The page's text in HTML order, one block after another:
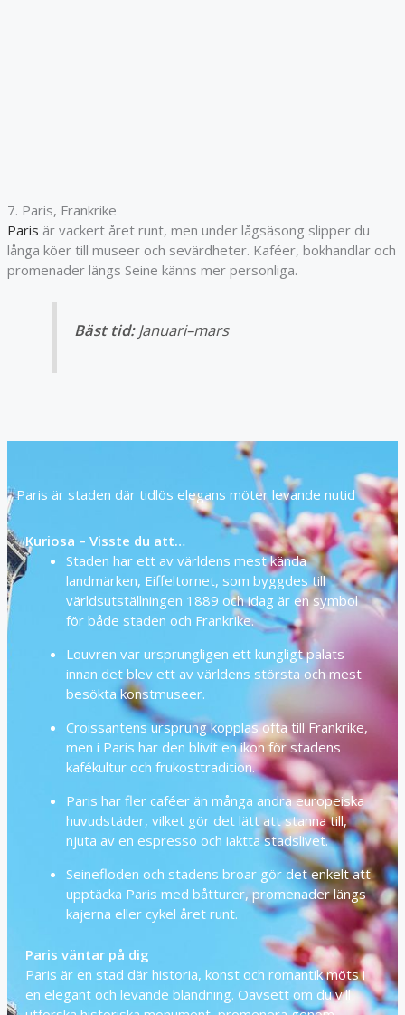
7. Paris, Frankrike
Paris är vackert året runt, men under lågsäsong slipper du
långa köer till museer och sevärdheter. Kaféer, bokhandlar och
promenader längs Seine känns mer personliga.
Bäst tid:Januari–mars
Paris är staden där tidlös elegans möter levande nutid
Kuriosa – Visste du att…
Staden har ett av världens mest kända
landmärken, Eiffeltornet, som byggdes till
världsutställningen 1889 och idag är en symbol
för både staden och Frankrike.
Louvren var ursprungligen ett kungligt palats
innan det blev ett av världens största och mest
besökta konstmuseer.
Croissantens ursprung kopplas ofta till Frankrike,
men i Paris har den blivit en ikon för stadens
kafékultur och frukosttradition.
Paris har fler caféer än många andra europeiska
huvudstäder, vilket gör det lätt att stanna till,
njuta av en espresso och iaktta stadslivet.
Seinefloden och stadens broar gör det enkelt att
upptäcka Paris med båtturer, promenader längs
kajerna eller cykel året runt.
Paris väntar på dig
Paris är en stad där historia, konst och romantik möts i
en elegant och levande blandning. Oavsett om du vill